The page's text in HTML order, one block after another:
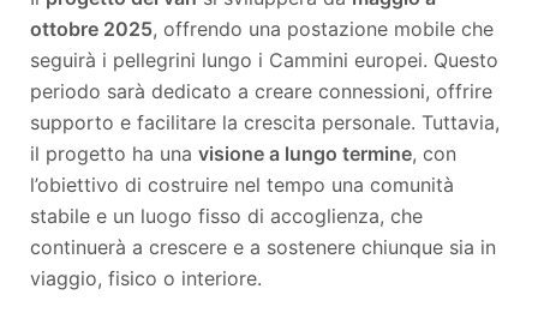
ottobre 2025, offrendo una postazione mobile che
seguirà i pellegrini lungo i Cammini europei. Questo
periodo sarà dedicato a creare connessioni, offrire
supporto e facilitare la crescita personale. Tuttavia,
il progetto ha una visione a lungo termine, con
l’obiettivo di costruire nel tempo una comunità
stabile e un luogo fisso di accoglienza, che
continuerà a crescere e a sostenere chiunque sia in
viaggio, fisico o interiore.